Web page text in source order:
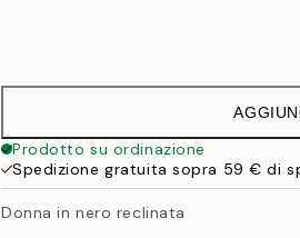
Prodotto su ordinazione
Spedizione gratuita sopra 59 € di
Donna in nero reclinata